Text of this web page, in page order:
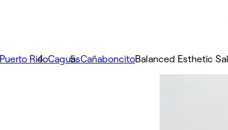
Puerto RicoCaguasCañaboncitoBalanced Esthetic